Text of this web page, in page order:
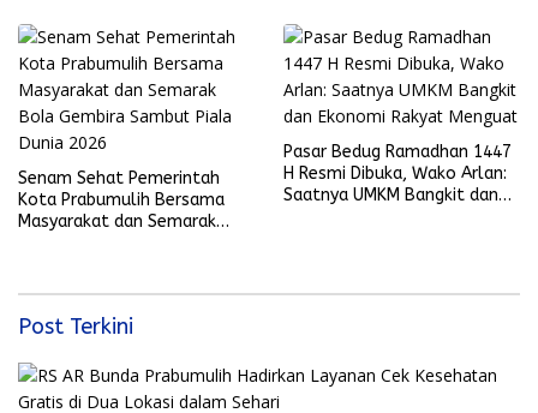
Senam Sehat Pemerintah
Kota Prabumulih Bersama
Masyarakat dan Semarak
Pasar Bedug Ramadhan 1447
H Resmi Dibuka, Wako Arlan:
Saatnya UMKM Bangkit dan
Post Terkini